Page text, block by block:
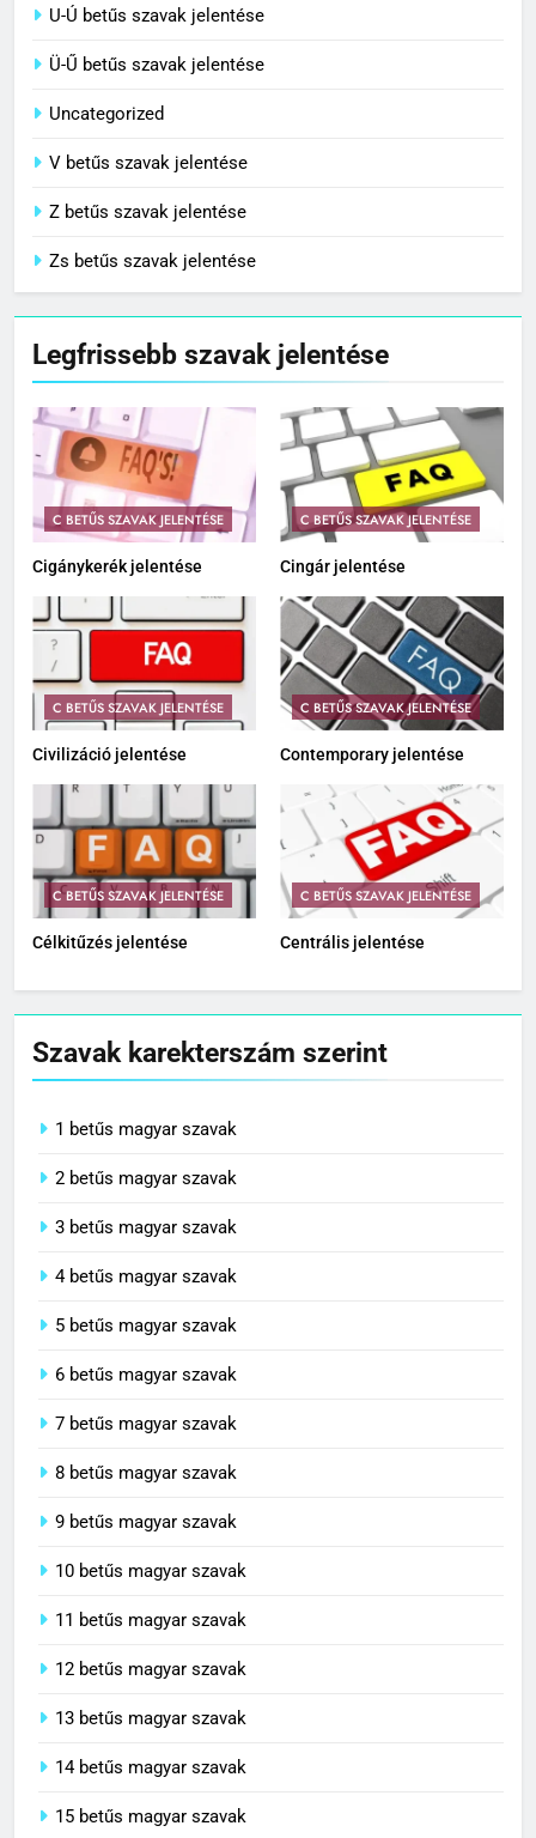
U-Ú betűs szavak jelentése
Ü-Ű betűs szavak jelentése
Uncategorized
V betűs szavak jelentése
Z betűs szavak jelentése
Zs betűs szavak jelentése
Legfrissebb szavak jelentése
C BETŰS SZAVAK JELENTÉSE
Cigánykerék jelentése
C BETŰS SZAVAK JELENTÉSE
Cingár jelentése
C BETŰS SZAVAK JELENTÉSE
Civilizáció jelentése
C BETŰS SZAVAK JELENTÉSE
Contemporary jelentése
C BETŰS SZAVAK JELENTÉSE
Célkitűzés jelentése
C BETŰS SZAVAK JELENTÉSE
Centrális jelentése
Szavak karekterszám szerint
1 betűs magyar szavak
2 betűs magyar szavak
3 betűs magyar szavak
4 betűs magyar szavak
5 betűs magyar szavak
6 betűs magyar szavak
7 betűs magyar szavak
8 betűs magyar szavak
9 betűs magyar szavak
10 betűs magyar szavak
11 betűs magyar szavak
12 betűs magyar szavak
13 betűs magyar szavak
14 betűs magyar szavak
15 betűs magyar szavak